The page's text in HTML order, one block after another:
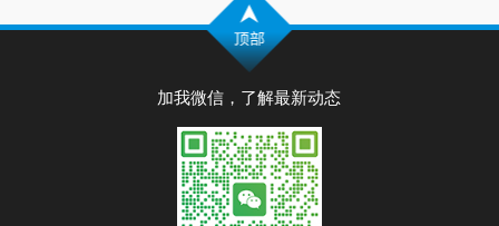
加我微信，了解最新动态